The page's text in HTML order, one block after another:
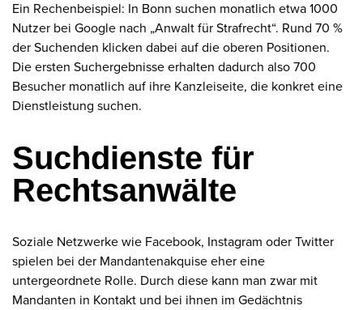
Ein Rechenbeispiel: In Bonn suchen monatlich etwa 1000
Nutzer bei Google nach „Anwalt für Strafrecht“. Rund 70 %
der Suchenden klicken dabei auf die oberen Positionen.
Die ersten Suchergebnisse erhalten dadurch also 700
Besucher monatlich auf ihre Kanzleiseite, die konkret eine
Dienstleistung suchen.
Suchdienste für
Rechtsanwälte
Soziale Netzwerke wie Facebook, Instagram oder Twitter
spielen bei der Mandantenakquise eher eine
untergeordnete Rolle. Durch diese kann man zwar mit
Mandanten in Kontakt und bei ihnen im Gedächtnis